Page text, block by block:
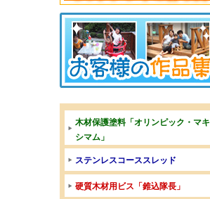
木材保護塗料「オリンピック・マキ
シマム」
ステンレスコーススレッド
硬質木材用ビス「錐込隊長」